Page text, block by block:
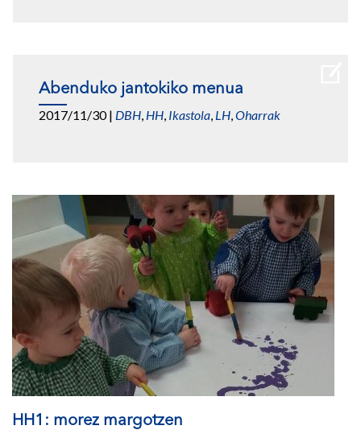
Abenduko jantokiko menua
2017/11/30| DBH, HH, Ikastola, LH,Oharrak
HH1: morez margotzen